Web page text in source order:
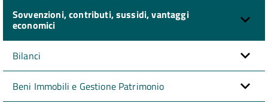
Sovvenzioni, contributi, sussidi, vantaggi
economici
Bilanci
Beni Immobili e Gestione Patrimonio